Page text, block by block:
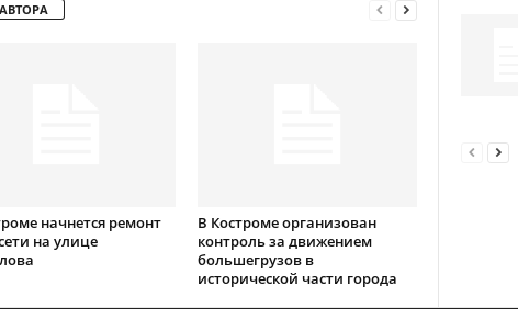
начнется ремонт
на улице
В Костроме организован
контроль за движением
большегрузов в
исторической части города